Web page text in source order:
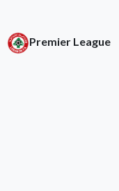
Premier League